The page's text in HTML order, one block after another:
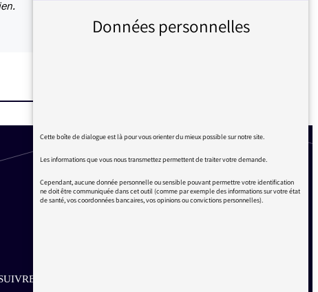
SUR LES RÉSEAUX
Données personnelles
Cette boîte de dialogue est là pour vous orienter du mieux possible sur notre site.
Les informations que vous nous transmettez permettent de traiter votre demande.
Cependant, aucune donnée personnelle ou sensible pouvant permettre votre identification
ne doit être communiquée dans cet outil (comme par exemple des informations sur votre état
de santé, vos coordonnées bancaires, vos opinions ou convictions personnelles).